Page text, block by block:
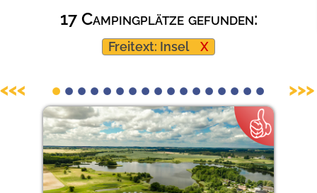
Fluss Meer Gebirge See
Wald/Wiesen
Ganzjährig geöffnet
Barrierefreie Campingplätze
17 Campingplätze gefunden:
Freitext: Insel X
<<< >>>